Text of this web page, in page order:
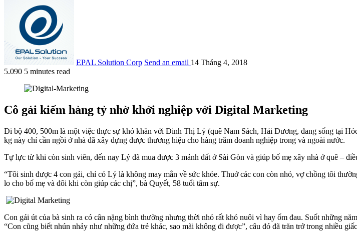
EPAL Solution Corp Send an email 14 Tháng 4, 2018
5.090 5 minutes read
Cô gái kiếm hàng tỷ nhờ khởi nghiệp với Digital Marketing
Đi bộ 400, 500m là một việc thực sự khó khăn với Đinh Thị Lý (quê Nam Sách, Hải Dương, đang sống tại
kg này chỉ cần ngồi ở nhà đã xây dựng được thương hiệu cho hàng trăm doanh nghiệp trong và ngoài nước.
Tự lực từ khi còn sinh viên, đến nay Lý đã mua được 3 mảnh đất ở Sài Gòn và giúp bố mẹ xây nhà ở quê –
“Tôi sinh được 4 con gái, chỉ có Lý là không may mắn về sức khỏe. Thuở các con còn nhỏ, vợ chồng tôi
lo cho bố mẹ và đôi khi còn giúp các chị”, bà Quyết, 58 tuổi tâm sự.
Con gái út của bà sinh ra có cân nặng bình thường nhưng thời nhỏ rất khó nuôi vì hay ốm đau. Suốt những
“Con cũng biết nhún nhảy như những đứa trẻ khác, sao mãi không đi được”, câu đó đã trăn trở trong nhiều